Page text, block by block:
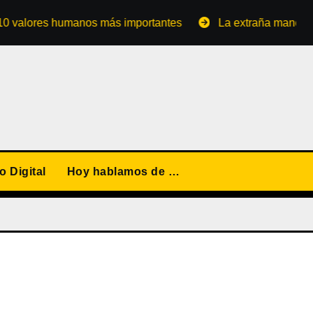
humanos más importantes La extraña manera de
Digital Hoy hablamos de …